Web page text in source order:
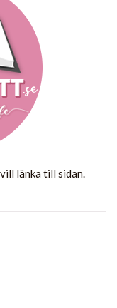
länka till sidan.